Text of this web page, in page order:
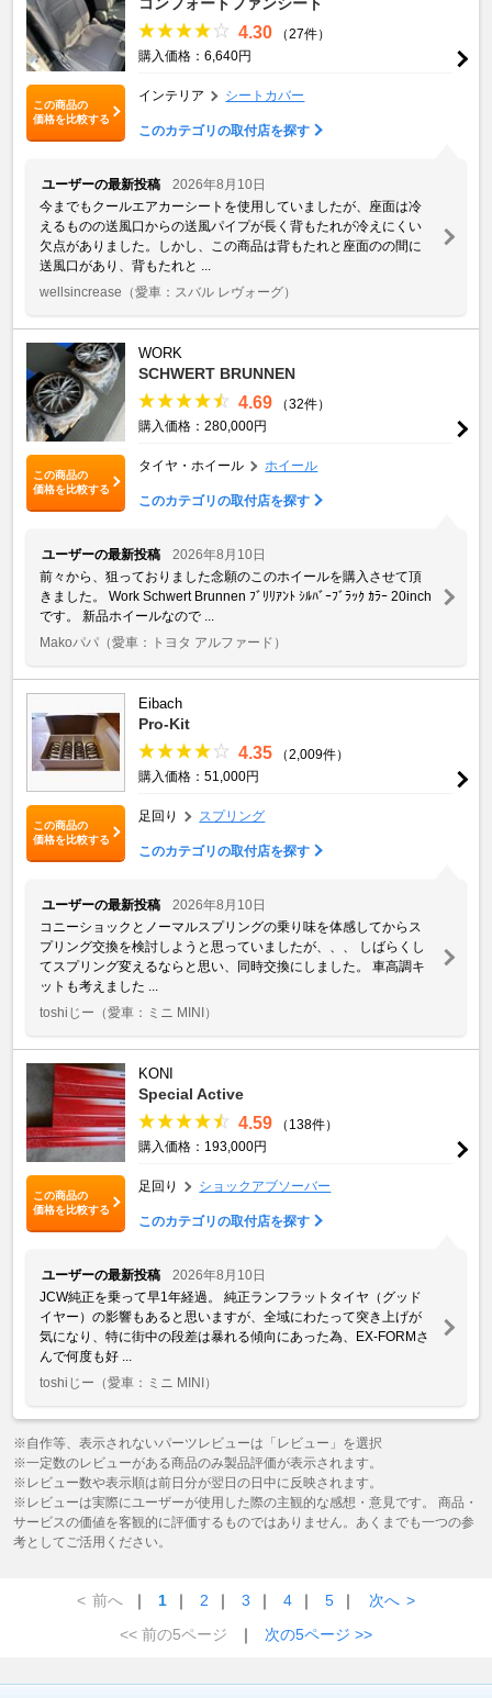
この商品の
価格を比較する
4.30
（27件）
購入価格：6,640円
インテリア シートカバー
このカテゴリの取付店を探す
ユーザーの最新投稿
2026年8月10日
今までもクールエアカーシートを使用していましたが、座面は冷
えるものの送風口からの送風パイプが長く背もたれが冷えにくい
欠点がありました。しかし、この商品は背もたれと座面のの間に
送風口があり、背もたれと ...
wellsincrease （愛車：スバル レヴォーグ）
この商品の
価格を比較する
WORK
SCHWERT BRUNNEN
4.69
（32件）
購入価格：280,000円
タイヤ・ホイール ホイール
このカテゴリの取付店を探す
ユーザーの最新投稿
2026年8月10日
前々から、狙っておりました念願のこのホイールを購入させて頂
きました。 Work Schwert Brunnen ﾌﾞﾘﾘｱﾝﾄ ｼﾙﾊﾞｰﾌﾞﾗｯｸ ｶﾗｰ 20inch
です。 新品ホイールなので ...
Makoパパ （愛車：トヨタ アルファード）
この商品の
価格を比較する
Eibach
Pro-Kit
4.35
（2,009件）
購入価格：51,000円
足回り スプリング
このカテゴリの取付店を探す
ユーザーの最新投稿
2026年8月10日
コニーショックとノーマルスプリングの乗り味を体感してからス
プリング交換を検討しようと思っていましたが、、、 しばらくし
てスプリング変えるならと思い、同時交換にしました。 車高調キ
ットも考えました ...
toshiじー （愛車：ミニ MINI）
この商品の
価格を比較する
KONI
Special Active
4.59
（138件）
購入価格：193,000円
足回り ショックアブソーバー
このカテゴリの取付店を探す
ユーザーの最新投稿
2026年8月10日
JCW純正を乗って早1年経過。 純正ランフラットタイヤ（グッド
イヤー）の影響もあると思いますが、全域にわたって突き上げが
気になり、特に街中の段差は暴れる傾向にあった為、EX-FORMさ
んで何度も好 ...
toshiじー （愛車：ミニ MINI）
※自作等、表示されないパーツレビューは「レビュー」を選択
※一定数のレビューがある商品のみ製品評価が表示されます。
※レビュー数や表示順は前日分が翌日の日中に反映されます。
※レビューは実際にユーザーが使用した際の主観的な感想・意見です。 商品・
サービスの価値を客観的に評価するものではありません。あくまでも一つの参
考としてご活用ください。
< 前へ ｜ 1 ｜ 2 ｜ 3 ｜ 4 ｜ 5 ｜ 次へ >
<< 前の5ページ
｜ 次の5ページ >>